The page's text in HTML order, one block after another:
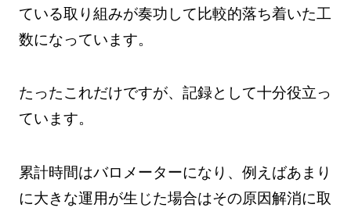
ている取り組みが奏功して比較的落ち着いた工
数になっています。
たったこれだけですが、記録として十分役立っ
ています。
累計時間はバロメーターになり、例えばあまり
に大きな運用が生じた場合はその原因解消に取